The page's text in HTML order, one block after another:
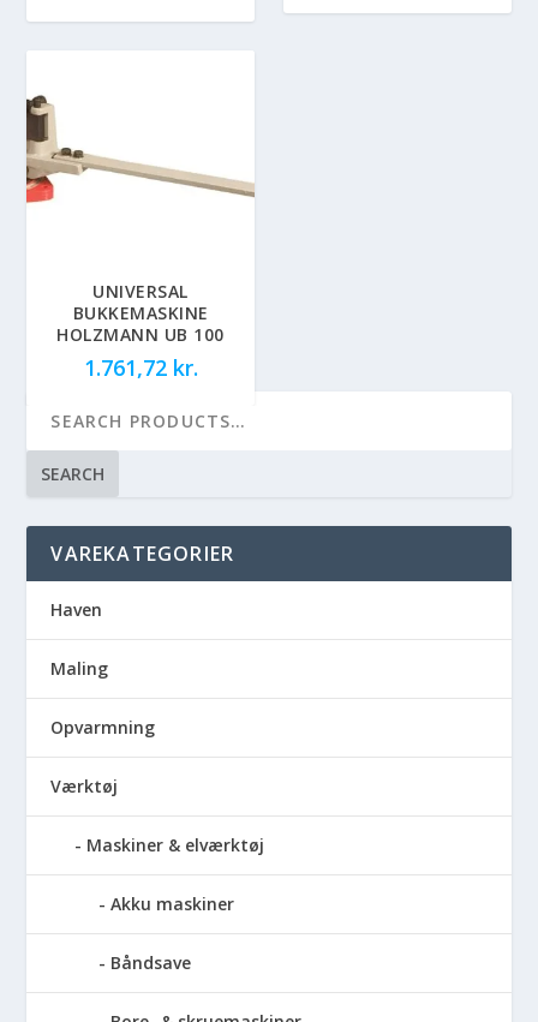
UNIVERSAL
BUKKEMASKINE
HOLZMANN UB 100
1.761,72 kr.
SEARCH
VAREKATEGORIER
Haven
Maling
Opvarmning
Værktøj
Maskiner & elværktøj
Akku maskiner
Båndsave